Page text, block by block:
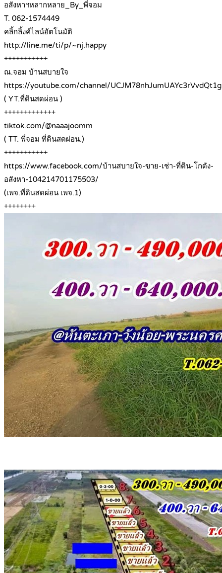
อสังหาฯหลากหลาย_By_พี่จอม
T. 062-1574449
คลิ้กลิ้งค์ไลน์อัตโนมัติ
http://line.me/ti/p/~nj.happy
+++++++++++
ณ.จอม บ้านสบายใจ
https://youtube.com/channel/UCJM78nhJumUAYc3rVvdQt1g
( YT.ที่ดินสดผ่อน )
+++++++++++++
tiktok.com/@naaajoomm
( TT. พี่จอม ที่ดินสดผ่อน.)
+++++++++++
https://www.facebook.com/บ้านสบายใจ-ขาย-เช่า-ที่ดิน-โกดัง-
อสังหา-104214701175503/
(เพจ.ที่ดินสดผ่อน เพจ.1)
++++++++